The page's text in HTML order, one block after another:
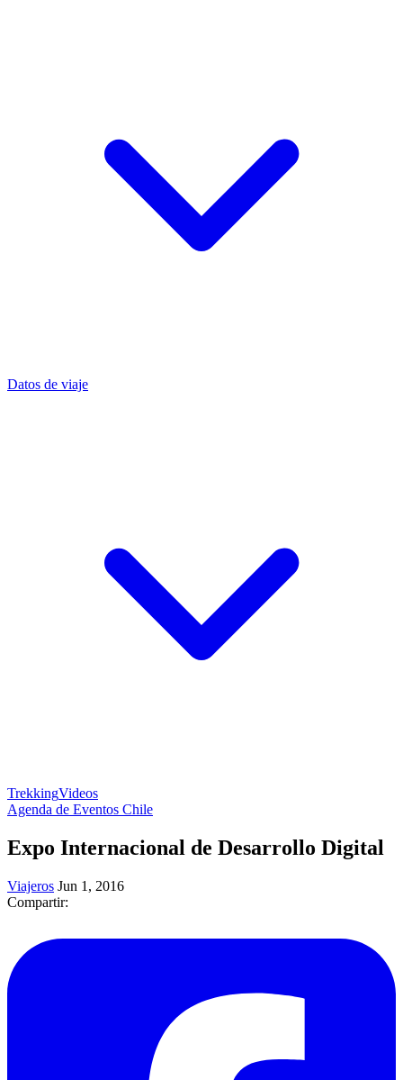
Datos de viaje
TrekkingVideos
Agenda de Eventos Chile
Expo Internacional de Desarrollo Digital
Viajeros Jun 1, 2016
Compartir: